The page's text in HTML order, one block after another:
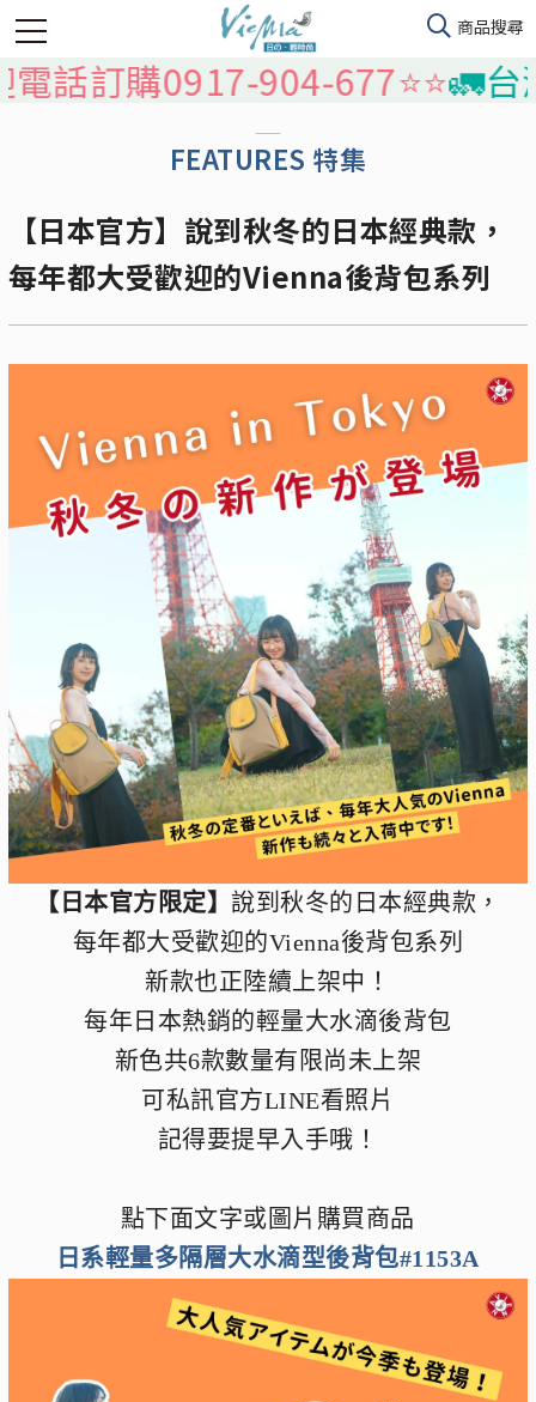
話訂購0917-904-677⭐️⭐️🚛台
FEATURES 特集
【日本官方】說到秋冬的日本經典款，
每年都大受歡迎的Vienna後背包系列
【日本官方限定】說到秋冬的日本經典款，
每年都大受歡迎的Vienna後背包系列
新款也正陸續上架中！
每年日本熱銷的輕量大水滴後背包
新色共6款數量有限尚未上架
可私訊官方LINE看照片
記得要提早入手哦！
點下面文字或圖片購買商品
日系輕量多隔層大水滴型後背包#1153A